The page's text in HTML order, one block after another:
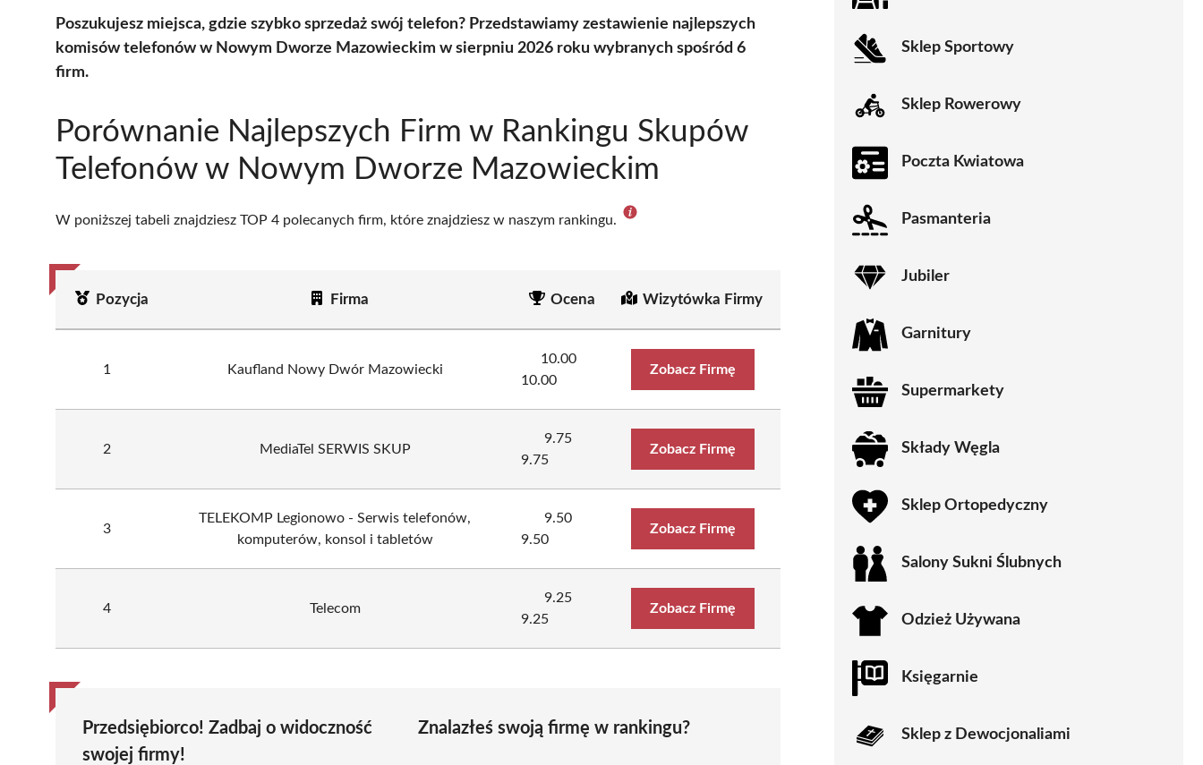
Poszukujesz miejsca, gdzie szybko sprzedaż swój telefon? Przedstawiamy zestawienie najlepszych
komisów telefonów w Nowym Dworze Mazowieckim w sierpniu 2026 roku wybranych spośród 6
firm.
Porównanie Najlepszych Firm w Rankingu Skupów
Telefonów w Nowym Dworze Mazowieckim
W poniższej tabeli znajdziesz TOP 4 polecanych firm, które znajdziesz w naszym rankingu.
Pozycja Firma Ocena Wizytówka Firmy
1 Kaufland Nowy Dwór Mazowiecki
10.00
10.00
Zobacz Firmę
2 MediaTel SERWIS SKUP
9.75
9.75
Zobacz Firmę
3
TELEKOMP Legionowo - Serwis telefonów,
komputerów, konsol i tabletów
9.50
9.50
Zobacz Firmę
4 Telecom
9.25
9.25
Zobacz Firmę
Przedsiębiorco! Zadbaj o widoczność
swojej firmy!
Znalazłeś swoją firmę w rankingu?
Sklep Sportowy
Sklep Rowerowy
Poczta Kwiatowa
Pasmanteria
Jubiler
Garnitury
Supermarkety
Składy Węgla
Sklep Ortopedyczny
Salony Sukni Ślubnych
Odzież Używana
Księgarnie
Sklep z Dewocjonaliami